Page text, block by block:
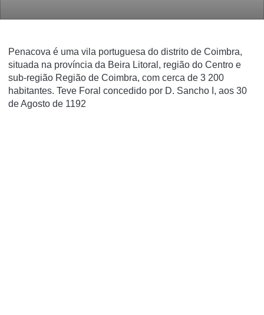
Penacova é uma vila portuguesa do distrito de Coimbra,
situada na província da Beira Litoral, região do Centro e
sub-região Região de Coimbra, com cerca de 3 200
habitantes. Teve Foral concedido por D. Sancho I, aos 30
de Agosto de 1192